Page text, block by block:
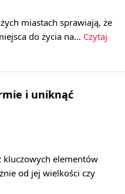
miastach sprawiają, że
do życia na… Czytaj
i uniknąć
kluczowych elementów
od jej wielkości czy